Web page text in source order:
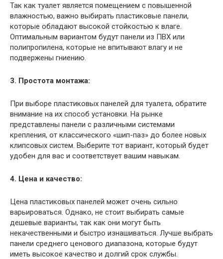
Так как туалет является помещением с повышенной
влажностью, важно выбирать пластиковые панели,
которые обладают высокой стойкостью к влаге.
Оптимальным вариантом будут панели из ПВХ или
полипропилена, которые не впитывают влагу и не
подвержены гниению.
3. Простота монтажа:
При выборе пластиковых панелей для туалета, обратите
внимание на их способ установки. На рынке
представлены панели с различными системами
крепления, от классического «шип-паз» до более новых
клипсовых систем. Выберите тот вариант, который будет
удобен для вас и соответствует вашим навыкам.
4. Цена и качество:
Цена пластиковых панелей может очень сильно
варьироваться. Однако, не стоит выбирать самые
дешевые варианты, так как они могут быть
некачественными и быстро изнашиваться. Лучше выбрать
панели среднего ценового диапазона, которые будут
иметь высокое качество и долгий срок службы.